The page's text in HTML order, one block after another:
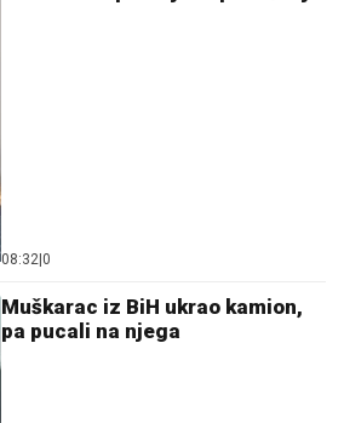
08:32 0
Muškarac iz BiH ukrao kamion,
pa pucali na njega